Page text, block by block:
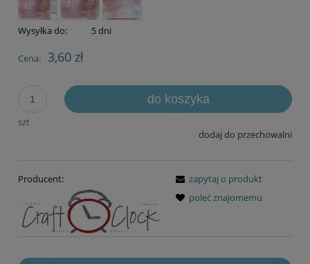
Wysyłka do: 5 dni
Cena: 3,60 zł
szt
do koszyka
dodaj do przechowalni
Producent:
zapytaj o produkt
poleć znajomemu